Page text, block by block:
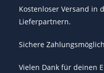
Kostenloser Versand in
Lieferpartnern.
Sichere
Vielen Dank für deinen